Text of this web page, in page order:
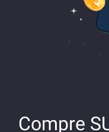
Compre